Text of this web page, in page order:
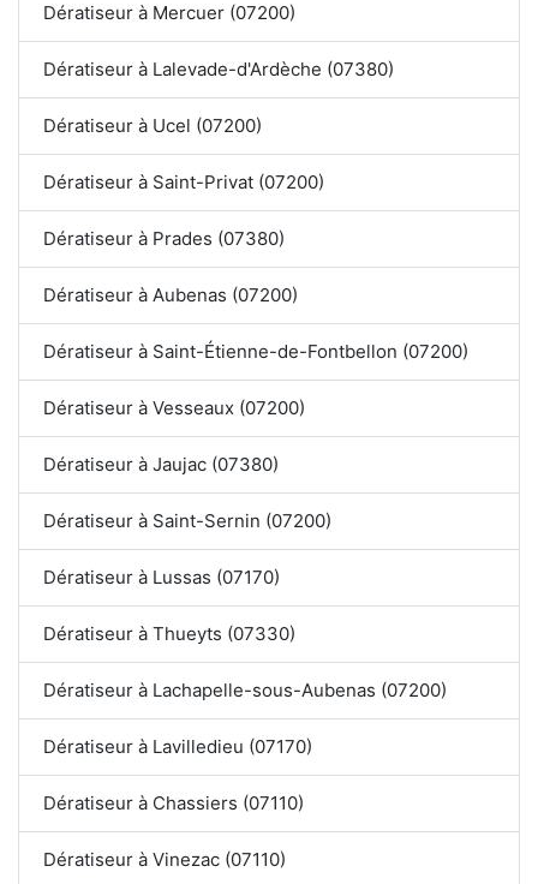
Dératiseur à Mercuer (07200)
Dératiseur à Lalevade-d'Ardèche (07380)
Dératiseur à Ucel (07200)
Dératiseur à Saint-Privat (07200)
Dératiseur à Prades (07380)
Dératiseur à Aubenas (07200)
Dératiseur à Saint-Étienne-de-Fontbellon (07200)
Dératiseur à Vesseaux (07200)
Dératiseur à Jaujac (07380)
Dératiseur à Saint-Sernin (07200)
Dératiseur à Lussas (07170)
Dératiseur à Thueyts (07330)
Dératiseur à Lachapelle-sous-Aubenas (07200)
Dératiseur à Lavilledieu (07170)
Dératiseur à Chassiers (07110)
Dératiseur à Vinezac (07110)